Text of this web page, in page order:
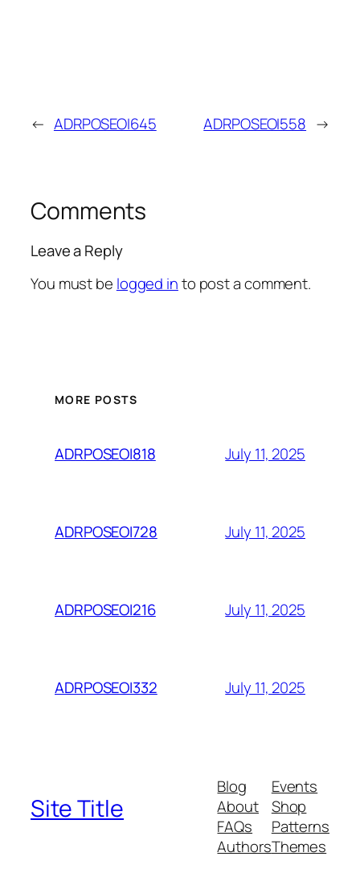
← ADRPOSEOI645 ADRPOSEOI558 →
Comments
Leave a Reply
You must be logged into post a comment.
MORE POSTS
ADRPOSEOI818 July 11, 2025
ADRPOSEOI728 July 11, 2025
ADRPOSEOI216 July 11, 2025
ADRPOSEOI332 July 11, 2025
Site Title
Blog
About
FAQs
Authors
Events
Shop
Patterns
Themes